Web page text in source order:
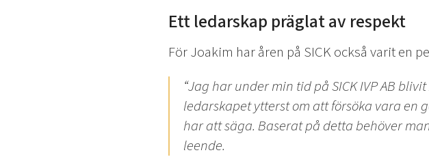
Ett ledarskap präglat av respekt
För Joakim har åren på SICK också varit en
“Jag har under min tid på SICK IVP AB
ledarskapet ytterst om att försöka vara en
har att säga. Baserat på detta behöver
leende.